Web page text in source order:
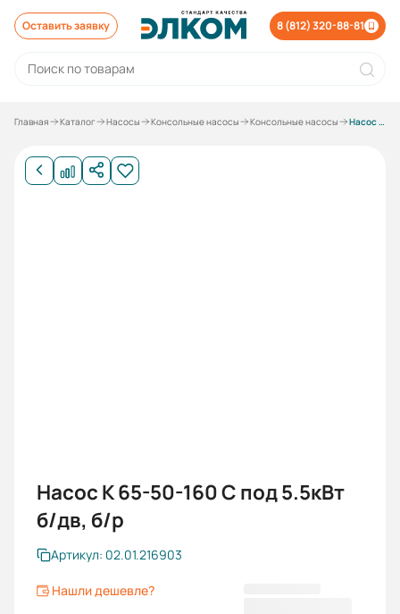
Оставить заявку 8 (812) 320-88-81
Главная Каталог Насосы Консольные насосы Консольные насосы Насос К 65-50-160 С под 5,5 кВт без электродвигателя без рамы
Насос К 65-50-160 С под 5.5кВт
б/дв, б/р
Артикул: 02.01.216903
Нашли дешевле?